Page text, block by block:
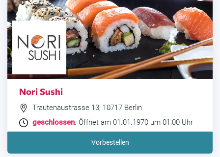
Nori Sushi
Trautenaustrasse 13, 10717 Berlin
geschlossen. Öffnet am 01.01.1970 um 01:00 Uhr
Vorbestellen